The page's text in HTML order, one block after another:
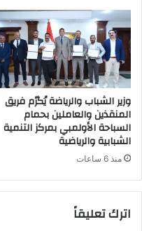
وزير الشباب والرياضة يُكرّم فريق
المنقذين والعاملين بحمام
السباحة الأولمبي بمركز التنمية
الشبابية والرياضية
منذ 6 ساعات
اترك تعليقاً